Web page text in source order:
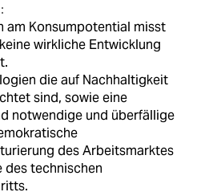
am Konsumpotential misst
wirkliche Entwicklung
die auf Nachhaltigkeit
sind, sowie eine
notwendige und überfällige
des Arbeitsmarktes
des technischen